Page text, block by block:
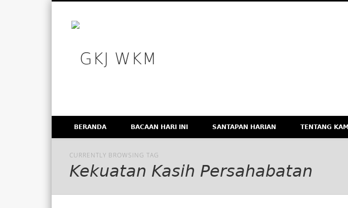
BERANDA BACAAN HARI INI SANTAPAN HARIAN TENTANG KAMI
CURRENTLY BROWSING TAG
Kekuatan Kasih Persahabatan